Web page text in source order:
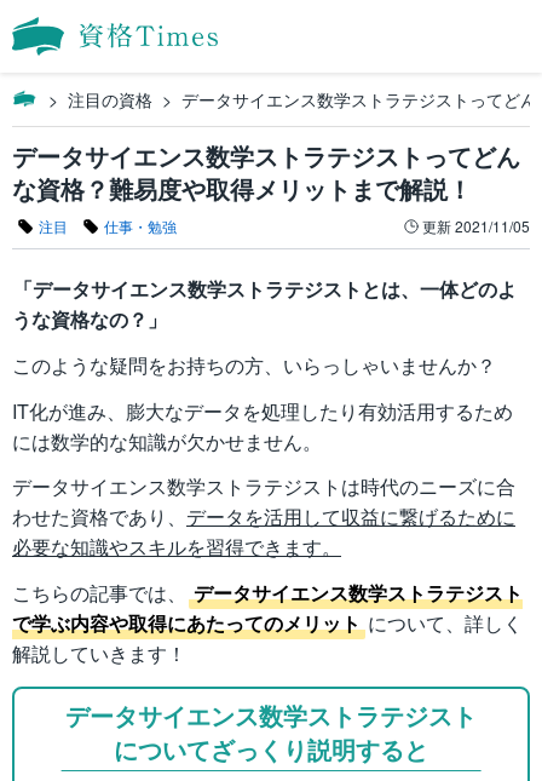
注目の資格 データサイエンス数学ストラテジストってど
データサイエンス数学ストラテジストってどん
な資格？難易度や取得メリットまで解説！
注目 仕事・勉強 更新2021/11/05
「データサイエンス数学ストラテジストとは、一体どのよ
うな資格なの？」
このような疑問をお持ちの方、いらっしゃいませんか？
IT化が進み、膨大なデータを処理したり有効活用するため
には数学的な知識が欠かせません。
データサイエンス数学ストラテジストは時代のニーズに合
わせた資格であり、 データを活用して収益に繋げるために
必要な知識やスキルを習得できます。
こちらの記事では、
データサイエンス数学ストラテジスト
で学ぶ内容や取得にあたってのメリット について、詳しく
解説していきます！
データサイエンス数学ストラテジスト
についてざっくり説明すると